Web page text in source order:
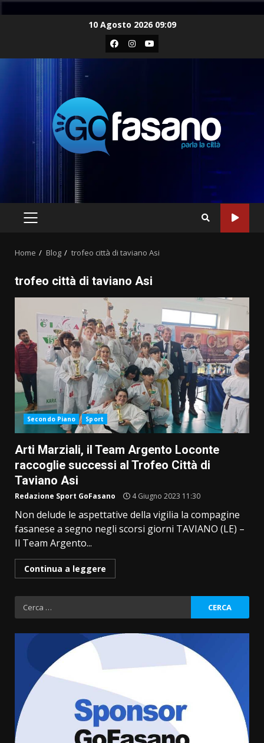
10 Agosto 2026 09:09
Facebook
Instagram
Youtube
PRIMARY
Home Blog trofeo città di taviano Asi
trofeo città di taviano Asi
Secondo Piano Sport
Arti Marziali, il Team Argento Loconte
raccoglie successi al Trofeo Città di
Taviano Asi
Redazione Sport GoFasano 4 Giugno 2023 11:30
Non delude le aspettative della vigilia la compagine
fasanese a segno negli scorsi giorni TAVIANO (LE) –
Il Team Argento...
Continua a leggere
Ricerca
per:
Serie D, l’Us Fasano non molla e